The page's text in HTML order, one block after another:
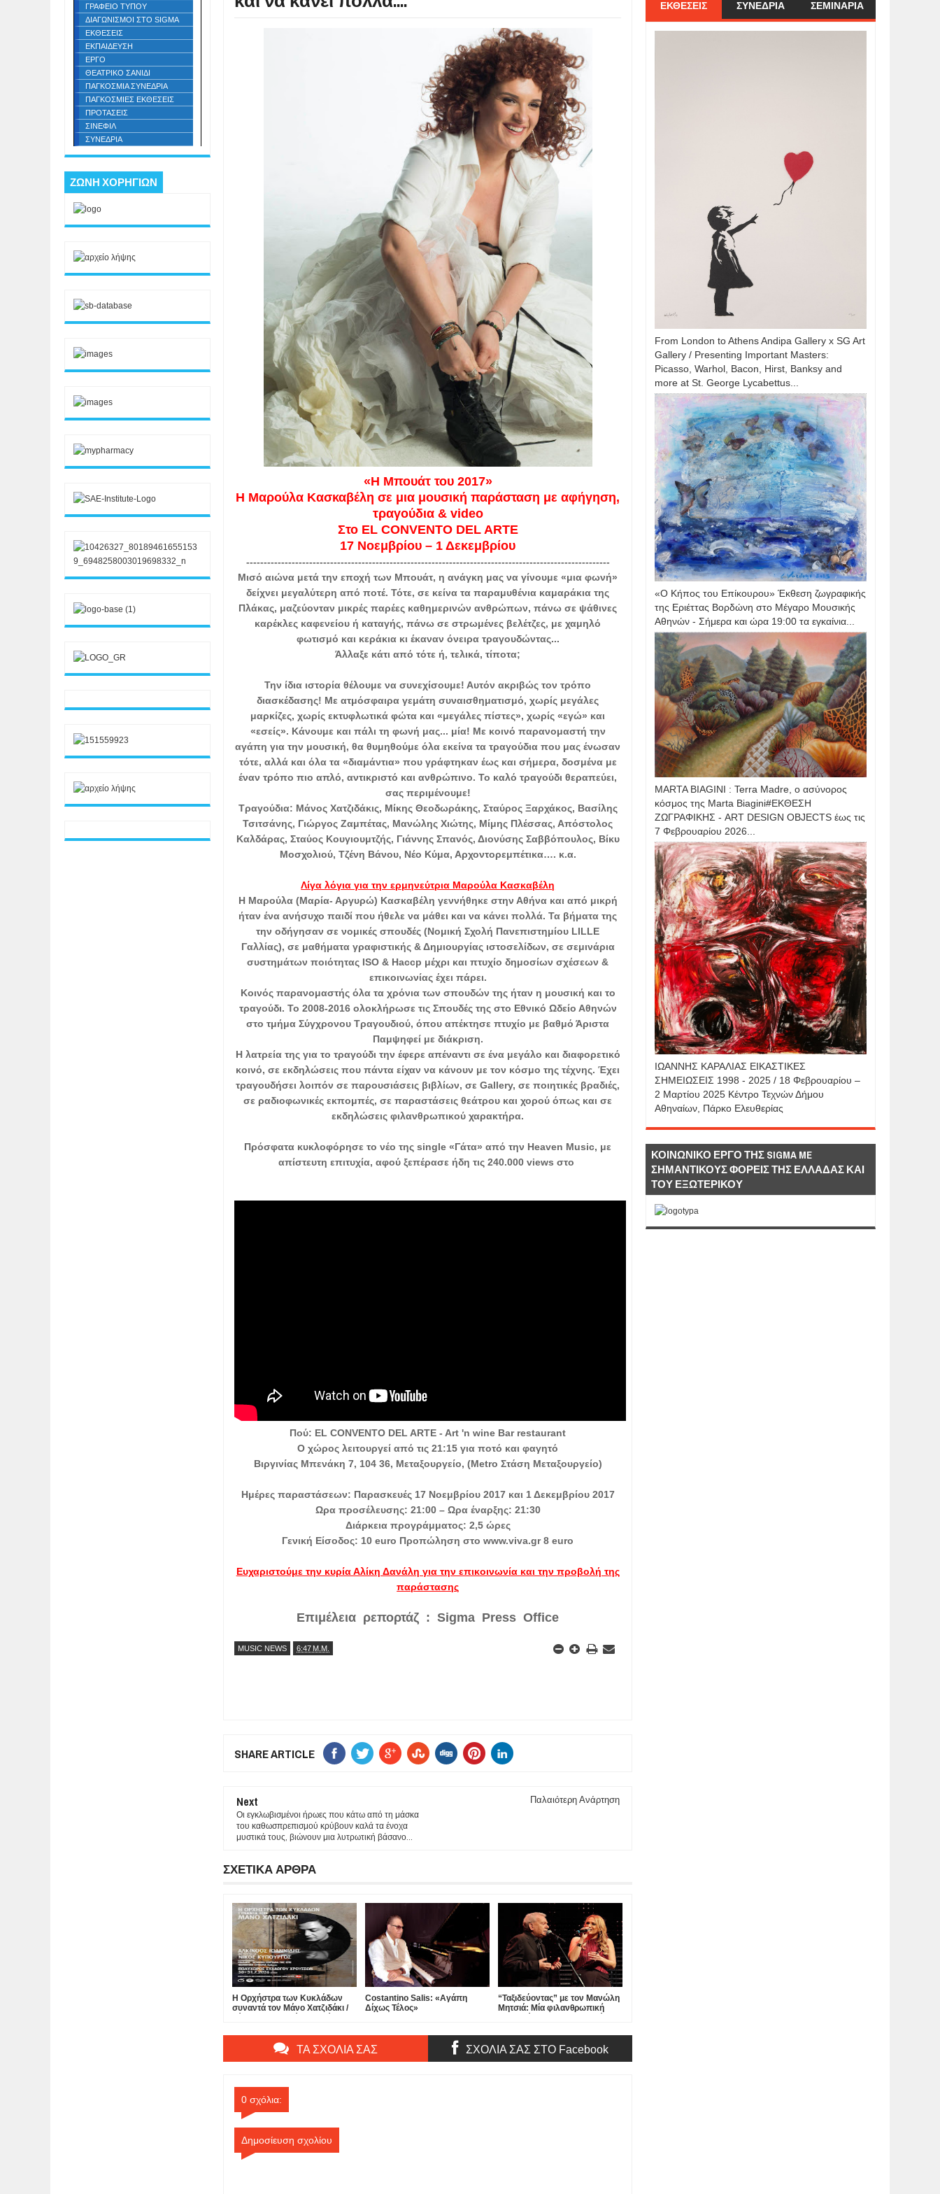
«Η Μπουάτ του 2017»
Η Μαρούλα Κασκαβέλη σε μια μουσική παράσταση με αφήγηση,
τραγούδια & video
Στο EL CONVENTO DEL ARTE
17 Νοεμβρίου – 1 Δεκεμβρίου
--------------------------------------------------------------------------------------------------------
Μισό αιώνα μετά την εποχή των Μπουάτ, η ανάγκη μας να γίνουμε «μια φωνή»
δείχνει μεγαλύτερη από ποτέ. Τότε, σε κείνα τα παραμυθένια καμαράκια της
Πλάκας, μαζεύονταν μικρές παρέες καθημερινών ανθρώπων, πάνω σε ψάθινες
καρέκλες καφενείου ή καταγής, πάνω σε στρωμένες βελέτζες, με χαμηλό
φωτισμό και κεράκια κι έκαναν όνειρα τραγουδώντας...
Άλλαξε κάτι από τότε ή, τελικά, τίποτα;
Την ίδια ιστορία θέλουμε να συνεχίσουμε! Αυτόν ακριβώς τον τρόπο
διασκέδασης! Με ατμόσφαιρα γεμάτη συναισθηματισμό, χωρίς μεγάλες
μαρκίζες, χωρίς εκτυφλωτικά φώτα και «μεγάλες πίστες», χωρίς «εγώ» και
«εσείς». Κάνουμε και πάλι τη φωνή μας... μία! Με κοινό παρανομαστή την
αγάπη για την μουσική, θα θυμηθούμε όλα εκείνα τα τραγούδια που μας ένωσαν
τότε, αλλά και όλα τα «διαμάντια» που γράφτηκαν έως και σήμερα, δοσμένα με
έναν τρόπο πιο απλό, αντικριστό και ανθρώπινο. Το καλό τραγούδι θεραπεύει,
σας περιμένουμε!
Τραγούδια: Μάνος Χατζιδάκις, Μίκης Θεοδωράκης, Σταύρος Ξαρχάκος, Βασίλης
Τσιτσάνης, Γιώργος Ζαμπέτας, Μανώλης Χιώτης, Μίμης Πλέσσας, Απόστολος
Καλδάρας, Σταύος Κουγιουμτζής, Γιάννης Σπανός, Διονύσης Σαββόπουλος, Βίκυ
Μοσχολιού, Τζένη Βάνου, Νέο Κύμα, Αρχοντορεμπέτικα…. κ.α.
Λίγα λόγια για την ερμηνεύτρια Μαρούλα Κασκαβέλη
Η Μαρούλα (Μαρία- Αργυρώ) Κασκαβέλη γεννήθηκε στην Αθήνα και από μικρή
ήταν ένα ανήσυχο παιδί που ήθελε να μάθει και να κάνει πολλά. Τα βήματα της
την οδήγησαν σε νομικές σπουδές (Νομική Σχολή Πανεπιστημίου LILLE
Γαλλίας), σε μαθήματα γραφιστικής & Δημιουργίας ιστοσελίδων, σε σεμινάρια
συστημάτων ποιότητας ISO & Haccp μέχρι και πτυχίο δημοσίων σχέσεων &
επικοινωνίας έχει πάρει.
Κοινός παρανομαστής όλα τα χρόνια των σπουδών της ήταν η μουσική και το
τραγούδι. Το 2008-2016 ολοκλήρωσε τις Σπουδές της στο Εθνικό Ωδείο Αθηνών
στο τμήμα Σύγχρονου Τραγουδιού, όπου απέκτησε πτυχίο με βαθμό Άριστα
Παμψηφεί με διάκριση.
Η λατρεία της για το τραγούδι την έφερε απέναντι σε ένα μεγάλο και διαφορετικό
κοινό, σε εκδηλώσεις που πάντα είχαν να κάνουν με τον κόσμο της τέχνης. Έχει
τραγουδήσει λοιπόν σε παρουσιάσεις βιβλίων, σε Gallery, σε ποιητικές βραδιές,
σε ραδιοφωνικές εκπομπές, σε παραστάσεις θεάτρου και χορού όπως και σε
εκδηλώσεις φιλανθρωπικού χαρακτήρα.
Πρόσφατα κυκλοφόρησε το νέο της single «Γάτα» από την Heaven Music, με
απίστευτη επιτυχία, αφού ξεπέρασε ήδη τις 240.000 views στο
Πού: EL CONVENTO DEL ARTE - Art 'n wine Bar restaurant
Ο χώρος λειτουργεί από τις 21:15 για ποτό και φαγητό
Βιργινίας Μπενάκη 7, 104 36, Μεταξουργείο, (Metro Στάση Μεταξουργείο)
Ημέρες παραστάσεων: Παρασκευές 17 Νοεμβρίου 2017 και 1 Δεκεμβρίου 2017
Ωρα προσέλευσης: 21:00 – Ωρα έναρξης: 21:30
Διάρκεια προγράμματος: 2,5 ώρες
Γενική Είσοδος: 10 euro Προπώληση στο www.viva.gr 8 euro
Ευχαριστούμε την κυρία Αλίκη Δανάλη για την επικοινωνία και την προβολή της
παράστασης
Επιμέλεια ρεπορτάζ : Sigma Press Office
MUSIC NEWS 6:47 Μ.Μ.
SHARE ARTICLE
Next
Οι εγκλωβισμένοι ήρωες που κάτω από τη μάσκα
του καθωσπρεπισμού κρύβουν καλά τα ένοχα
μυστικά τους, βιώνουν μια λυτρωτική βάσανο...
Παλαιότερη Ανάρτηση
ΣΧΕΤΙΚΑ ΑΡΘΡΑ
Η Ορχήστρα των Κυκλάδων
συναντά τον Μάνο Χατζιδάκι /
Costantino Salis: «Αγάπη
Δίχως Τέλος»
“Ταξιδεύοντας” με τον Μανώλη
Μητσιά: Μία φιλανθρωπική
την Τετάρτη 17 Ιουνίου στο
Βεάκειο Δημοτικό Θέατρο
Πειραιά
ΤΑ ΣΧΟΛΙΑ ΣΑΣ ΣΧΟΛΙΑ ΣΑΣ ΣΤΟ Facebook
0 σχόλια:
Δημοσίευση σχολίου
ΓΡΑΦΕΙΟ ΤΥΠΟΥ
ΔΙΑΓΩΝΙΣΜΟΙ ΣΤΟ SIGMA
ΕΚΘΕΣΕΙΣ
ΕΚΠΑΙΔΕΥΣΗ
ΕΡΓΟ
ΘΕΑΤΡΙΚΟ ΣΑΝΙΔΙ
ΠΑΓΚΟΣΜΙΑ ΣΥΝΕΔΡΙΑ
ΠΑΓΚΟΣΜΙΕΣ ΕΚΘΕΣΕΙΣ
ΠΡΟΤΑΣΕΙΣ
ΣΙΝΕΦΙΛ
ΣΥΝΕΔΡΙΑ
ΖΩΝΗ ΧΟΡΗΓΙΩΝ
ΕΚΘΕΣΕΙΣ ΣΥΝΕΔΡΙΑ ΣΕΜΙΝΑΡΙΑ
From London to Athens Andipa Gallery x SG Art
Gallery / Presenting Important Masters:
Picasso, Warhol, Bacon, Hirst, Banksy and
more at St. George Lycabettus...
«Ο Κήπος του Επίκουρου» Έκθεση ζωγραφικής
της Εριέττας Βορδώνη στο Μέγαρο Μουσικής
Αθηνών - Σήμερα και ώρα 19:00 τα εγκαίνια...
MARTA BIAGINI : Terra Madre, ο ασύνορος
κόσμος της Marta Biagini#ΕΚΘΕΣΗ
ΖΩΓΡΑΦΙΚΗΣ - ART DESIGN OBJECTS έως τις
7 Φεβρουαρίου 2026...
IΩΑΝΝΗΣ KAΡΑΛΙΑΣ ΕΙΚΑΣΤΙΚΕΣ
ΣΗΜΕΙΩΣΕΙΣ 1998 - 2025 / 18 Φεβρουαρίου –
2 Μαρτίου 2025 Κέντρο Τεχνών Δήμου
Αθηναίων, Πάρκο Ελευθερίας
ΚΟΙΝΩΝΙΚΟ ΕΡΓΟ ΤΗΣ SIGMA ME
ΣΗΜΑΝΤΙΚΟΥΣ ΦΟΡΕΙΣ ΤΗΣ ΕΛΛΑΔΑΣ ΚΑΙ
ΤΟΥ ΕΞΩΤΕΡΙΚΟΥ